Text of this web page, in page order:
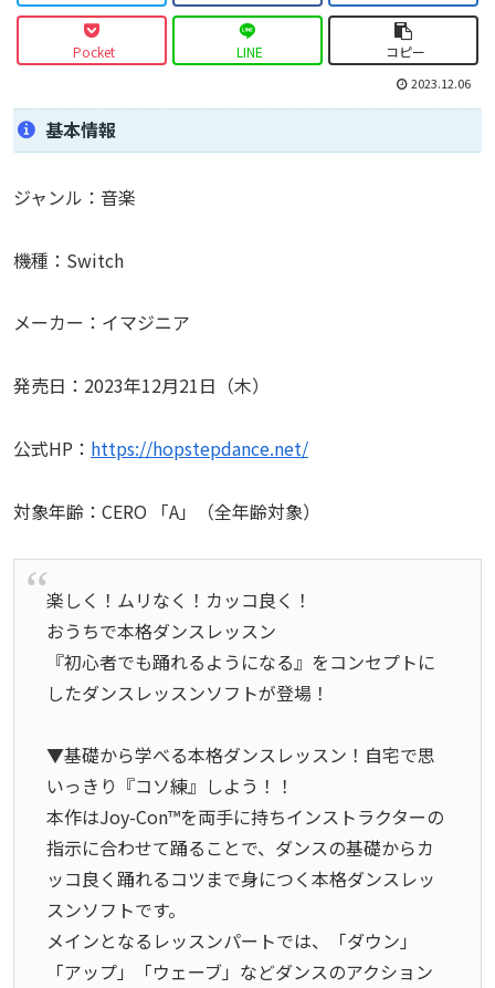
Pocket LINE コピー
2023.12.06
基本情報
ジャンル：音楽
機種：Switch
メーカー：イマジニア
発売日：2023年12月21日（木）
公式HP： https://hopstepdance.net/
対象年齢：CERO 「A」（全年齢対象）
楽しく！ムリなく！カッコ良く！
おうちで本格ダンスレッスン
『初心者でも踊れるようになる』をコンセプトに
したダンスレッスンソフトが登場！
▼基礎から学べる本格ダンスレッスン！自宅で思
いっきり『コソ練』しよう！！
本作はJoy-Con™を両手に持ちインストラクターの
指示に合わせて踊ることで、ダンスの基礎からカ
ッコ良く踊れるコツまで身につく本格ダンスレッ
スンソフトです。
メインとなるレッスンパートでは、「ダウン」
「アップ」「ウェーブ」などダンスのアクション